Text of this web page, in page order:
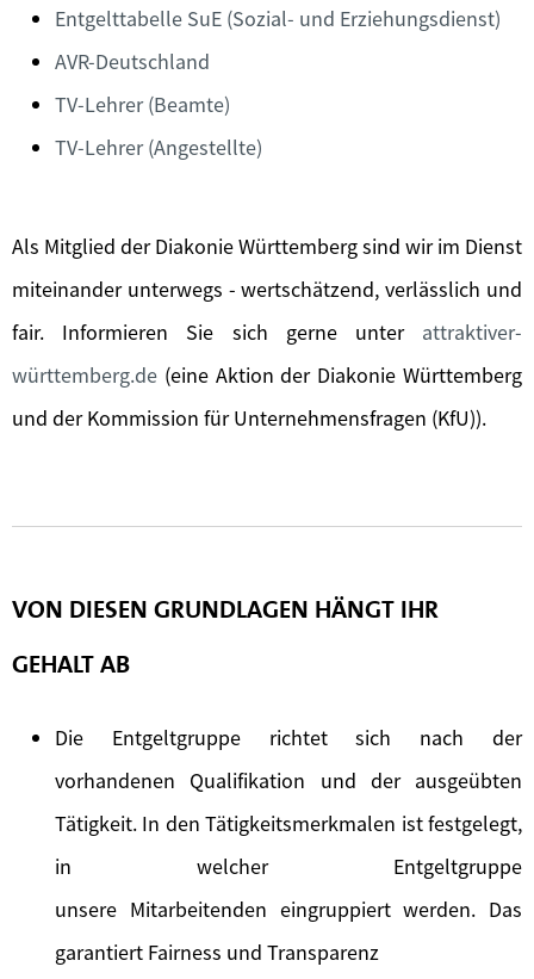
Entgelttabelle SuE (Sozial- und Erziehungsdienst)
AVR-Deutschland
TV-Lehrer (Beamte)
TV-Lehrer (Angestellte)
Als Mitglied der Diakonie Württemberg sind wir im Dienst
miteinander unterwegs - wertschätzend, verlässlich und
fair. Informieren Sie sich gerne unter attraktiver-
württemberg.de (eine Aktion der Diakonie Württemberg
und der Kommission für Unternehmensfragen (KfU)).
VON DIESEN GRUNDLAGEN HÄNGT IHR
GEHALT AB
Die Entgeltgruppe richtet sich nach der
vorhandenen Qualifikation und der ausgeübten
Tätigkeit. In den Tätigkeitsmerkmalen ist festgelegt,
in welcher Entgeltgruppe
unsere Mitarbeitenden eingruppiert werden. Das
garantiert Fairness und Transparenz